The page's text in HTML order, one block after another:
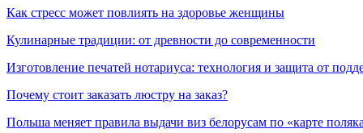
Как стресс может повлиять на здоровье женщины
Кулинарные традиции: от древности до современности
Изготовление печатей нотариуса: технология и защита от
Почему стоит заказать люстру на заказ?
Польша меняет правила выдачи виз белорусам по «карте